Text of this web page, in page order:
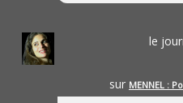
le
sur MENNEL :